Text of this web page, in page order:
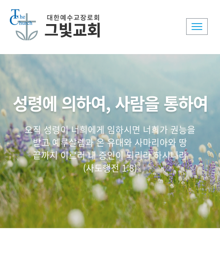
Toggle
성령에 의하여, 사람을 통하여
오직 성령이 너희에게 임하시면 너희가 권능을
받고 예루살렘과 온 유대와 사마리아와 땅
끝까지 이르러 내 증인이 되리라 하시니라
(사도행전 1:8)